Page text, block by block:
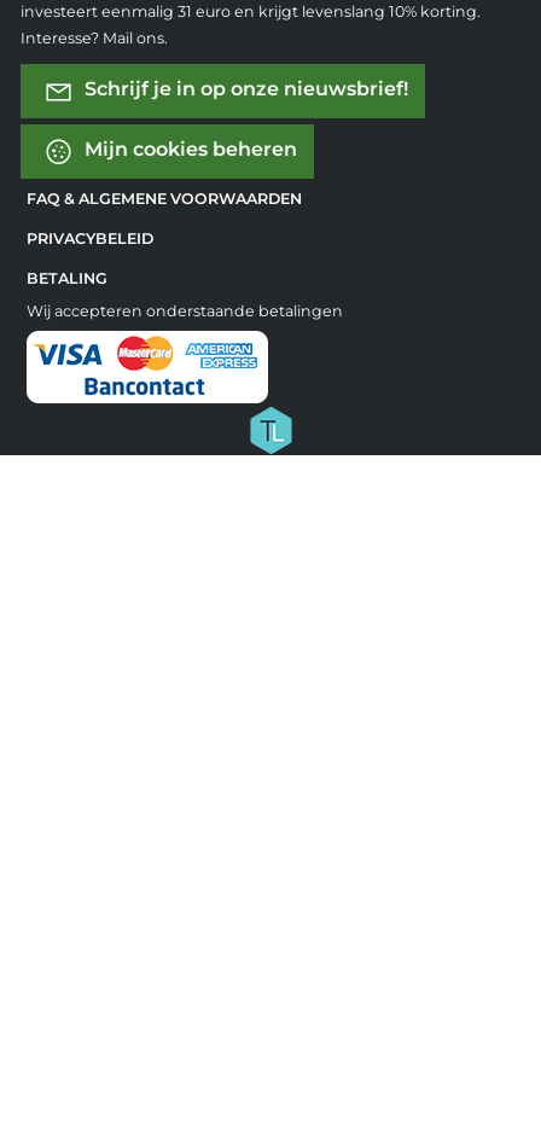
investeert eenmalig 31 euro en krijgt levenslang 10% korting.
Interesse? Mail ons.
Schrijf je in op onze nieuwsbrief!
Mijn cookies beheren
FAQ & ALGEMENE VOORWAARDEN
PRIVACYBELEID
BETALING
Wij accepteren onderstaande betalingen